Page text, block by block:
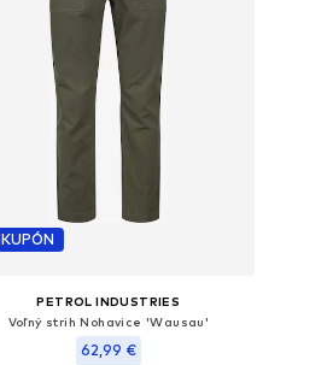
KUPÓN
PETROL INDUSTRIES
Voľný strih Nohavice 'Wausau'
62,99 €